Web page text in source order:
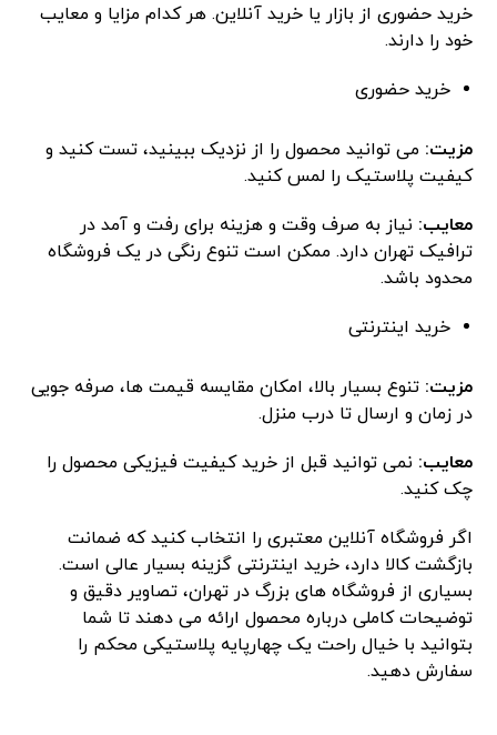
خرید حضوری از بازار یا خرید آنلاین. هر کدام مزایا و معایب
خود را دارند.
خرید حضوری
مزیت: می ‌توانید محصول را از نزدیک ببینید، تست کنید و
کیفیت پلاستیک را لمس کنید.
معایب: نیاز به صرف وقت و هزینه برای رفت و آمد در
ترافیک تهران دارد. ممکن است تنوع رنگی در یک فروشگاه
محدود باشد.
خرید اینترنتی
مزیت: تنوع بسیار بالا، امکان مقایسه قیمت‌ ها، صرفه ‌جویی
در زمان و ارسال تا درب منزل.
معایب: نمی ‌توانید قبل از خرید کیفیت فیزیکی محصول را
چک کنید.
اگر فروشگاه آنلاین معتبری را انتخاب کنید که ضمانت
بازگشت کالا دارد، خرید اینترنتی گزینه بسیار عالی است.
بسیاری از فروشگاه‌ های بزرگ در تهران، تصاویر دقیق و
توضیحات کاملی درباره محصول ارائه می ‌دهند تا شما
بتوانید با خیال راحت یک چهارپایه پلاستیکی محکم را
سفارش دهید.